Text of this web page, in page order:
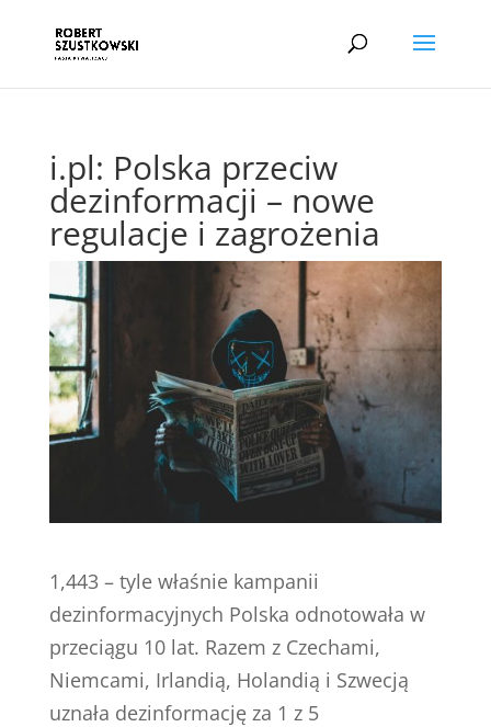
i.pl: Polska przeciw
dezinformacji – nowe
regulacje i zagrożenia
1,443 – tyle właśnie kampanii
dezinformacyjnych Polska odnotowała w
przeciągu 10 lat. Razem z Czechami,
Niemcami, Irlandią, Holandią i Szwecją
uznała dezinformację za 1 z 5